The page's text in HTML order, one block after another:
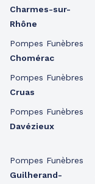
Charmes-sur-
Rhône
Pompes Funèbres
Chomérac
Pompes Funèbres
Cruas
Pompes Funèbres
Davézieux
Pompes Funèbres
Guilherand-